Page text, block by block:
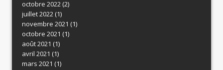
octobre 2022(2)
juillet 2022(1)
novembre 2021 (1)
octobre 2021 (1)
août 2021 (1)
avril 2021 (1)
mars 2021 (1)